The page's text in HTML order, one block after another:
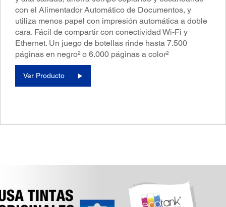
con el Alimentador Automático de Documentos, y
utiliza menos papel con impresión automática a doble
cara. Fácil de compartir con conectividad Wi-Fi y
Ethernet. Un juego de botellas rinde hasta 7.500
páginas en negro² o 6.000 páginas a color²
Ver Producto